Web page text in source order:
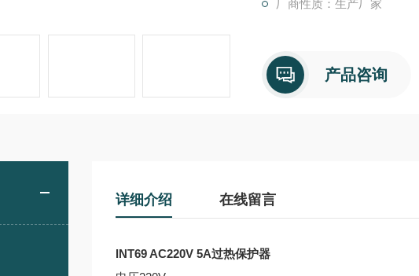
厂商性质：生产厂家
产品咨询
详细介绍 在线留言
INT69 AC220V 5A过热保护器